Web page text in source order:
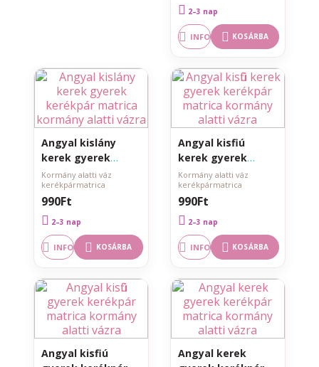
2–3 nap
INFO KOSÁRBA
Angyal kislány
kerek gyerek
kerékpár matrica
kormány alatti
vázra
Kormány alatti váz
kerékpármatrica
990Ft
2–3 nap
INFO KOSÁRBA
Angyal kisfiú
kerek gyerek
kerékpár matrica
kormány alatti
vázra
Kormány alatti váz
kerékpármatrica
990Ft
2–3 nap
INFO KOSÁRBA
Angyal kisfiú
Angyal kerek